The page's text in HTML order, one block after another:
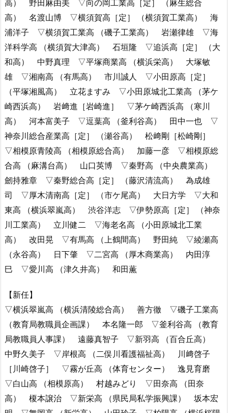
高） 野田麻由美 ▽向の岡工業高［定］ （麻生総合
高） 名渡山博 ▽横須賀高［定］ （横須賀工業高） 海
浦洋子 ▽横須賀工業高 （磯子工業高） 岩瀬律雄 ▽海
洋科学高 （横須賀大津高） 石垣隆 ▽追浜高［定］ （大
和高） 中野真理 ▽平塚商業高 （横浜栄高） 大塚敏
雄 ▽湘南高 （有馬高） 市川誠人 ▽小田原高［定］
（平塚湘風高） 立花ますみ ▽小田原城北工業高 （茅ケ
崎西浜高） 岩﨑進［岩崎進］ ▽茅ケ崎西浜高 （寒川
高） 河本富美子 ▽逗葉高 （釜利谷高） 田中一也 ▽
神奈川総合産業高［定］ （瀬谷高） 松﨑剛［松崎剛］
▽相模原青陵高 （相模原総合高） 加藤一彦 ▽相模原総
合高 （麻溝台高） 山口英博 ▽秦野高 （中央農業高）
劒持雅章 ▽秦野総合高［定］ （藤沢清流高） 為成雄
司 ▽厚木清南高［定］ （市ケ尾高） 大日方学 ▽大和
東高 （横浜翠嵐高） 渋谷洋志 ▽伊勢原高［定］ （神奈
川工業高） 立川健二 ▽海老名高 （小田原城北工業
高） 改田晃 ▽有馬高 （上鶴間高） 野田純 ▽綾瀬高
（永谷高） 日下肇 ▽二宮高 （厚木商業高） 内田淳
巳 ▽愛川高 （津久井高） 和田薫
【新任】
▽横浜翠嵐高 （横浜清陵総合高） 善方徹 ▽磯子工業高
（教育局教職員企画課） 本名隆一郎 ▽釜利谷高 （教育
局教職員人事課） 遠藤真智子 ▽新羽高 （百合丘高）
中野久美子 ▽岸根高 （二俣川看護福祉高） 川﨑啓子
［川崎啓子］ ▽霧が丘高 （体育センター） 逸見育磨
▽白山高 （相模原高） 村越みどり ▽田奈高 （田奈
高） 榎本譲治 ▽新栄高 （県民局私学振興課） 坂本宏